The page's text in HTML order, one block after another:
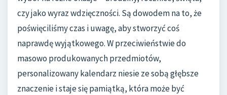
czy jako wyraz wdzięczności. Są dowodem na to, że
poświęciliśmy czas i uwagę, aby stworzyć coś
naprawdę wyjątkowego. W przeciwieństwie do
masowo produkowanych przedmiotów,
personalizowany kalendarz niesie ze sobą głębsze
znaczenie i staje się pamiątką, która może być